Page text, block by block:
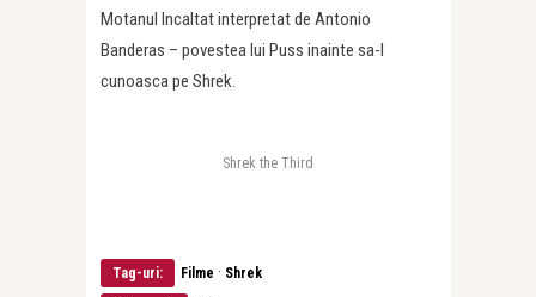
Motanul Incaltat interpretat de Antonio
Banderas – povestea lui Puss inainte sa-l
cunoasca pe Shrek.
Shrek the Third
Tag-uri: Filme · Shrek